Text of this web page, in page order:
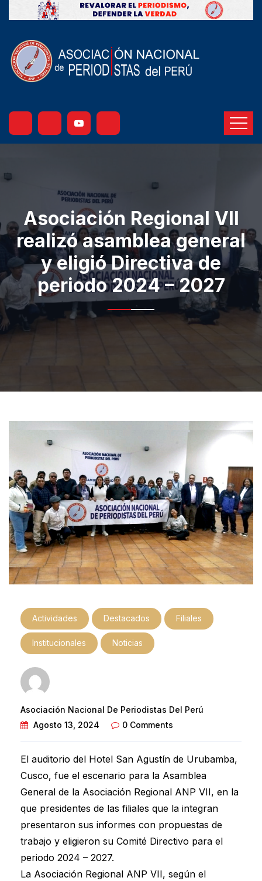
Asociación Regional VII
realizó asamblea general
y eligió Directiva de
periodo 2024 – 2027
Actividades Destacados Filiales
Institucionales Noticias
Asociación Nacional De Periodistas Del Perú
Agosto 13, 2024
0 Comments
El auditorio del Hotel San Agustín de Urubamba,
Cusco, fue el escenario para la Asamblea
General de la Asociación Regional ANP VII, en la
que presidentes de las filiales que la integran
presentaron sus informes con propuestas de
trabajo y eligieron su Comité Directivo para el
periodo 2024 – 2027.
La Asociación Regional ANP VII, según el